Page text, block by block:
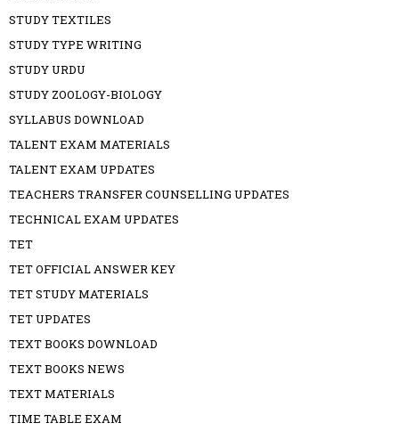
STUDY TEXTILES
STUDY TYPE WRITING
STUDY URDU
STUDY ZOOLOGY-BIOLOGY
SYLLABUS DOWNLOAD
TALENT EXAM MATERIALS
TALENT EXAM UPDATES
TEACHERS TRANSFER COUNSELLING UPDATES
TECHNICAL EXAM UPDATES
TET
TET OFFICIAL ANSWER KEY
TET STUDY MATERIALS
TET UPDATES
TEXT BOOKS DOWNLOAD
TEXT BOOKS NEWS
TEXT MATERIALS
TIME TABLE EXAM